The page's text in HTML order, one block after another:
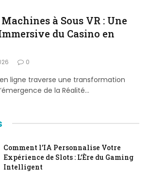
Machines à Sous VR : Une
du Casino en
0
en ligne traverse une transformation
de la Réalité…
Comment l’IA Personnalise Votre
Expérience de Slots : L’Ère du Gaming
Intelligent